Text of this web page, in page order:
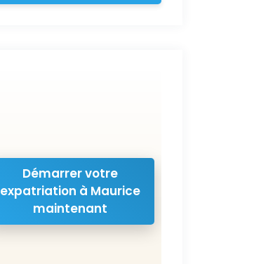
Démarrer votre
expatriation à Maurice
maintenant